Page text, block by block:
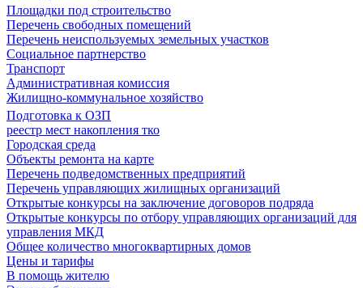
Площадки под строительство
Перечень свободных помещений
Перечень неиспользуемых земельных участков
Социальное партнерство
Транспорт
Административная комиссия
Жилищно-коммунальное хозяйство
Подготовка к ОЗП
реестр мест накопления тко
Городская среда
Объекты ремонта на карте
Перечень подведомственных предприятий
Перечень управляющих жилищных организаций
Открытые конкурсы на заключение договоров подряда
Открытые конкурсы по отбору управляющих организаций для
управления МКД
Общее количество многоквартирных домов
Цены и тарифы
В помощь жителю